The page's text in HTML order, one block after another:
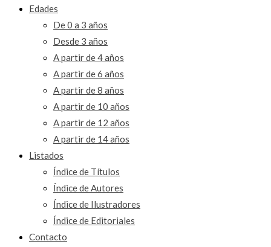
Edades
De 0 a 3 años
Desde 3 años
A partir de 4 años
A partir de 6 años
A partir de 8 años
A partir de 10 años
A partir de 12 años
A partir de 14 años
Listados
Índice de Títulos
Índice de Autores
Índice de Ilustradores
Índice de Editoriales
Contacto